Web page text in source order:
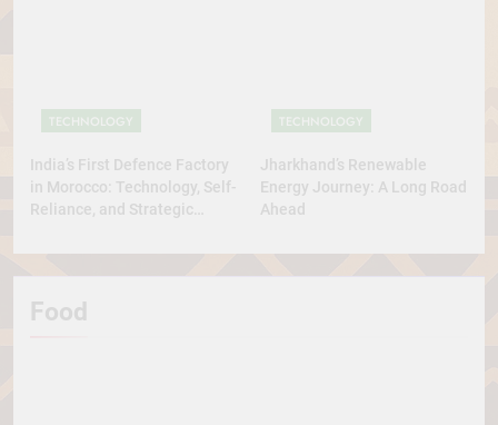
TECHNOLOGY
India’s First Defence Factory
in Morocco: Technology, Self-
Reliance, and Strategic
TECHNOLOGY
Jharkhand’s Renewable
Energy Journey: A Long Road
Ahead
Food